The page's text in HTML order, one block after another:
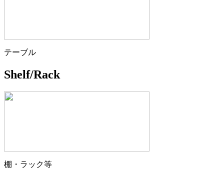
テーブル
Shelf/Rack
棚・ラック等